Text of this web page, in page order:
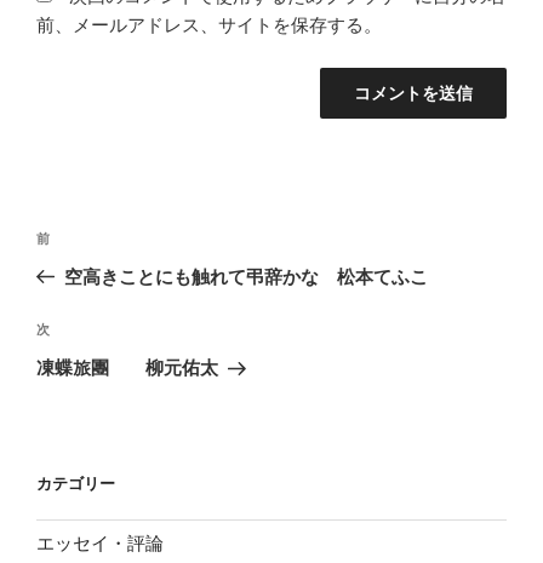
前、メールアドレス、サイトを保存する。
投
ナ
ビ
ゲ
ン
前
の
稿
前
空高きことにも触れて弔辞かな 松本てふこ
次
の
次
凍蝶旅團 柳元佑太
カテゴリー
エッセイ・評論